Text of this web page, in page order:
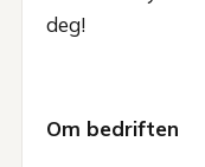
deg!
Om bedriften